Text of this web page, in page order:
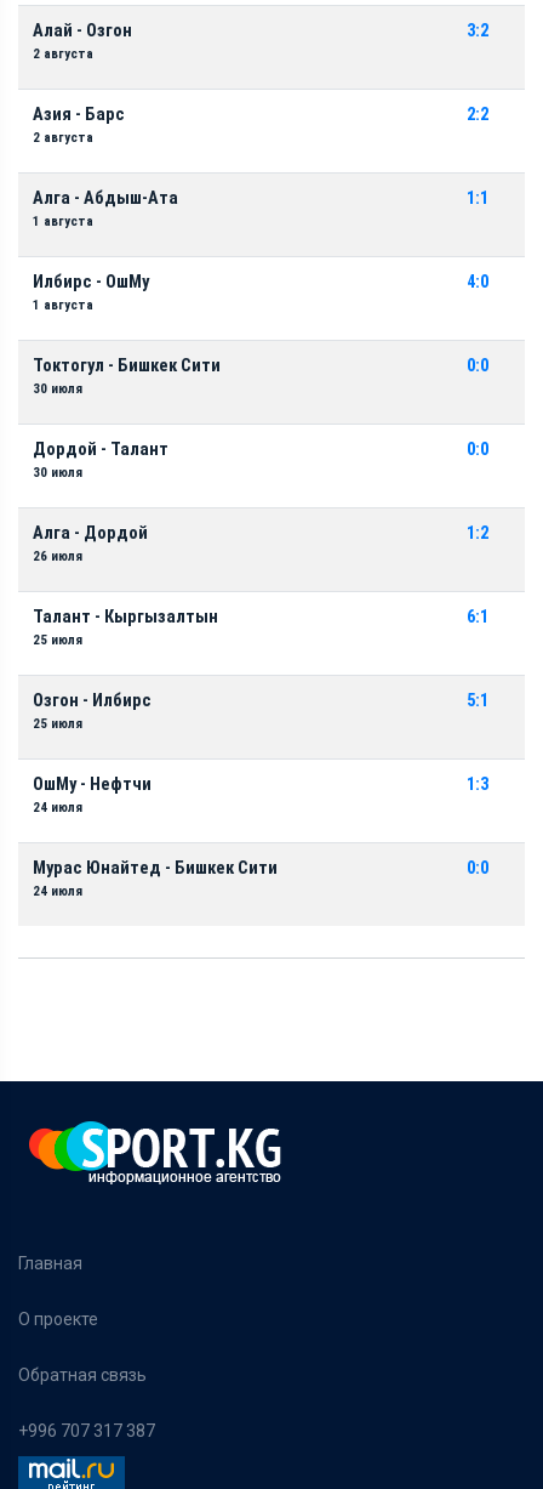
Алай - Озгон
2 августа
3:2
Азия - Барс
2 августа
2:2
Алга - Абдыш-Ата
1 августа
1:1
Илбирс - ОшМу
1 августа
4:0
Токтогул - Бишкек Сити
30 июля
0:0
Дордой - Талант
30 июля
0:0
Алга - Дордой
26 июля
1:2
Талант - Кыргызалтын
25 июля
6:1
Озгон - Илбирс
25 июля
5:1
ОшМу - Нефтчи
24 июля
1:3
Мурас Юнайтед - Бишкек Сити
24 июля
0:0
Главная
О проекте
Обратная связь
+996 707 317 387